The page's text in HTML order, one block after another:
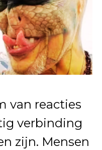
van reacties
verbinding
zijn. Mensen